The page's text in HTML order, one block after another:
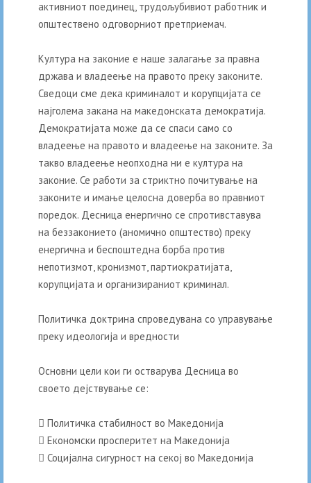
активниот поединец, трудољубивиот работник и
општествено одговорниот претприемач.
Култура на законие е наше залагање за правна
држава и владеење на правото преку законите.
Сведоци сме дека криминалот и корупцијата се
најголема закана на македонската демократија.
Демократијата може да се спаси само со
владеење на правото и владеење на законите. За
такво владеење неопходна ни е култура на
законие. Се работи за стриктно почитување на
законите и имање целосна доверба во правниот
поредок. Десница енергично се спротивставува
на беззаконието (аномично општество) преку
енергична и беспоштедна борба против
непотизмот, кронизмот, партиократијата,
корупцијата и организираниот криминал.
Политичка доктрина спроведувана со управување
преку идеологија и вредности
Основни цели кои ги остварува Десница во
своето дејствување се:
 Политичка стабилност во Македонија
 Економски просперитет на Македонија
 Социјална сигурност на секој во Македонија